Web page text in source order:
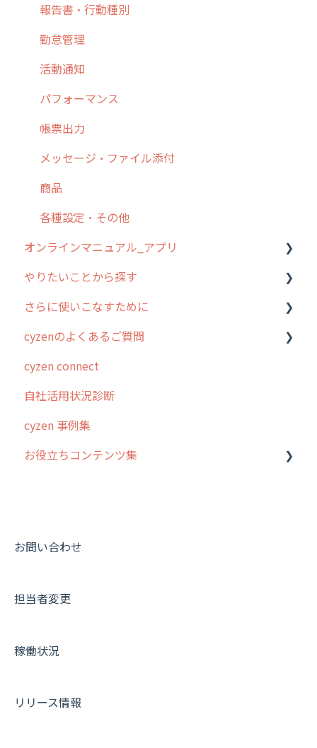
7. 初心者向けよくある質問集
8. 用語集
9. もっと便利に利用するための設定
10.ユーザー向けおすすめの使い方
【業界業種別】cyzen設定方法
報告書・行動種別
勤怠管理
活動通知
パフォーマンス
帳票出力
メッセージ・ファイル添付
商品
各種設定・その他
オンラインマニュアル_アプリ
アプリの使い始め
ホーム画面
スポット
報告閲覧
予定
日報
履歴
パフォーマンス
お知らせ
やりたいことから探す
行動管理
勤怠管理
予定管理
スポット
ステータス・主観
報告書・行動種別
活動通知
商品
さらに使いこなすために
はじめに
スポット・ステータス関連オプション
交通費自動計算
安全走行支援
写真管理・高画質化
その他オプション
契約・その他
cyzenのよくあるご質問
ログインについて
グループ・ユーザーについて
GPS・位置情報 について
ルート自動記録 について
報告書について
メンバー画面について
cyzen connect
自社活用状況診断
cyzen 事例集
お役立ちコンテンツ集
動画集：共通
お問い合わせ
担当者変更
稼働状況
リリース情報